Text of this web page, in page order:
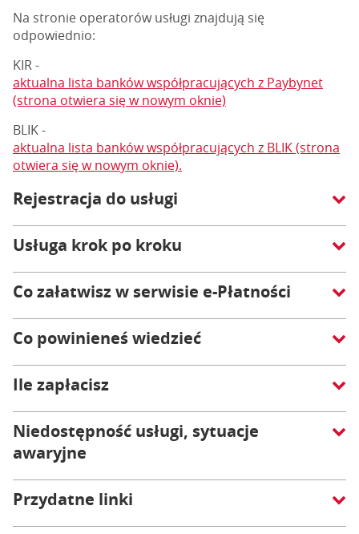
Na stronie operatorów usługi znajdują się
odpowiednio:
KIR -
aktualna lista banków współpracujących z Paybynet
(strona otwiera się w nowym oknie)
BLIK -
aktualna lista banków współpracujących z BLIK (strona
otwiera się w nowym oknie).
Rejestracja do usługi
Usługa krok po kroku
Co załatwisz w serwisie e-Płatności
Co powinieneś wiedzieć
Ile zapłacisz
Niedostępność usługi, sytuacje
awaryjne
Przydatne linki